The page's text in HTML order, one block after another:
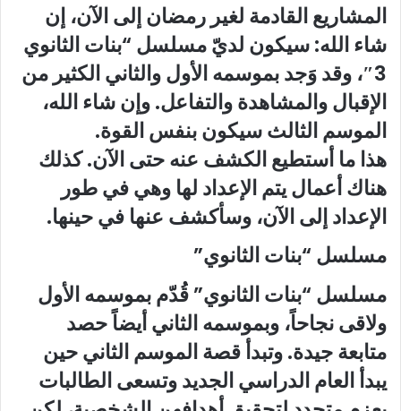
المشاريع القادمة لغير رمضان إلى الآن، إن
شاء الله: سيكون لديّ مسلسل “بنات الثانوي
3″، وقد وَجد بموسمه الأول والثاني الكثير من
الإقبال والمشاهدة والتفاعل. وإن شاء الله،
الموسم الثالث سيكون بنفس القوة.
هذا ما أستطيع الكشف عنه حتى الآن. كذلك
هناك أعمال يتم الإعداد لها وهي في طور
الإعداد إلى الآن، وسأكشف عنها في حينها.
مسلسل “بنات الثانوي”
مسلسل “بنات الثانوي” قُدّم بموسمه الأول
ولاقى نجاحاً، وبموسمه الثاني أيضاً حصد
متابعة جيدة. وتبدأ قصة الموسم الثاني حين
يبدأ العام الدراسي الجديد وتسعى الطالبات